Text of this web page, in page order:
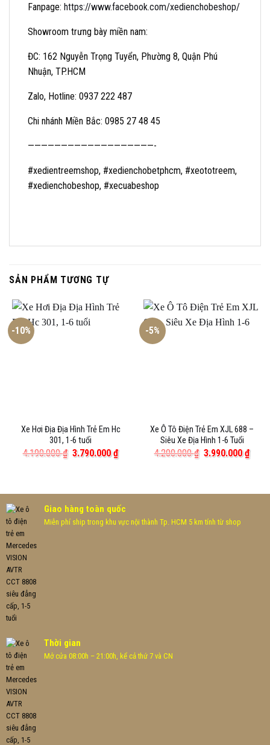
Fanpage: https://www.facebook.com/xedienchobeshop/
Showroom trưng bày miền nam:
ĐC: 162 Nguyễn Trọng Tuyển, Phường 8, Quận Phú
Nhuận, TP.HCM
Zalo, Hotline: 0937 222 487
Chi nhánh Miền Bắc: 0985 27 48 45
———————————————————-
#xedientreemshop, #xedienchobetphcm, #xeototreem,
#xedienchobeshop, #xecuabeshop
SẢN PHẨM TƯƠNG TỰ
-10%
Xe Hơi Địa Địa Hình Trẻ Em Hc
301, 1-6 tuổi
4.190.000₫ Giá
3.790.000₫Giá
hiện
-5%
Xe Ô Tô Điện Trẻ Em XJL 688 –
Siêu Xe Địa Hình 1-6 Tuổi
4.200.000₫ Giá
3.990.000₫Giá
hiện
Giao hàng toàn quốc
Miễn phí ship trong khu vực nội thành Tp. HCM 5 km tính từ shop
Thời gian
Mở cửa 08:00h – 21:00h, kể cả thứ 7 và CN